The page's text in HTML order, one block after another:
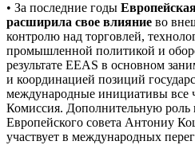
• За последние годы
расширила свое влияние во
контролю над торговлей,
промышленной политикой и
результате EEAS в основном
и координацией позиций
международные инициативы все
Комиссия. Дополнительную роль
Европейского совета Антониу
участвует в международных